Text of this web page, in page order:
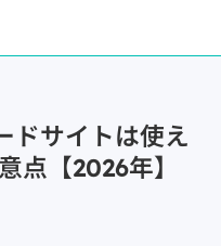
ドサイトは使え
点【2026年】